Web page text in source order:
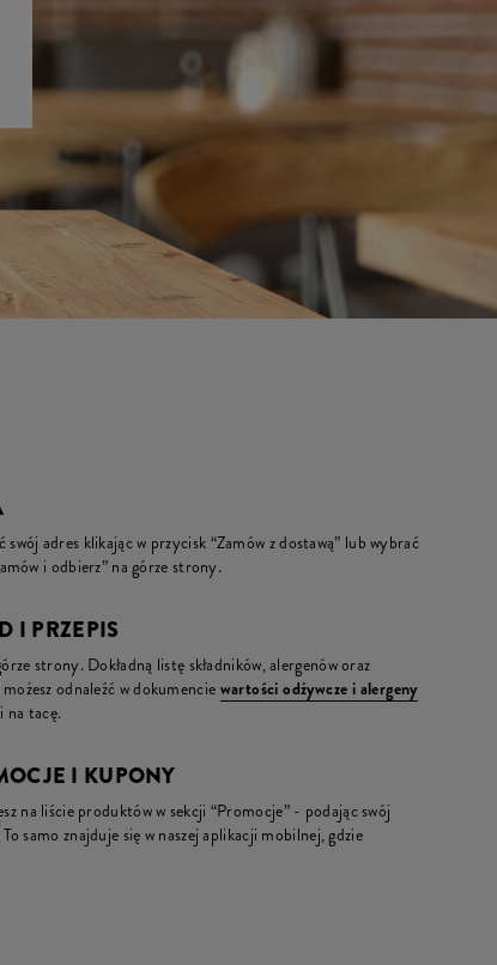
adres klikając w przycisk “Zamów z dostawą” lub wybrać
i odbierz” na górze strony.
I PRZEPIS
strony. Dokładną listę składników, alergenów oraz
odnaleźć w dokumencie wartości odżywcze i alergeny
na tacę.
I KUPONY
na liście produktów w sekcji “Promocje” - podając swój
samo znajduje się w naszej aplikacji mobilnej, gdzie